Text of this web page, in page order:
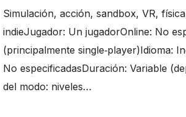
Simulación, acción, sandbox, VR,
indieJugador: Un jugadorOnline: No
(principalmente single‑player)Idioma:
No especificadasDuración: Variable
del modo: niveles…